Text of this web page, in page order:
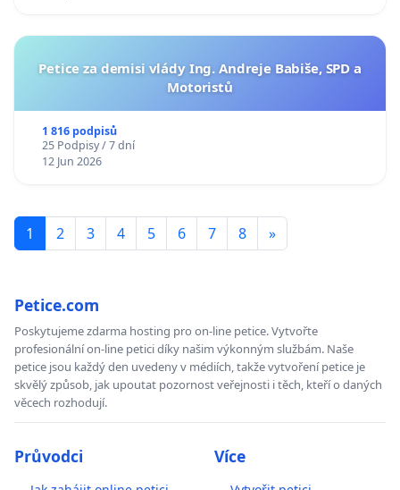
Petice za demisi vlády Ing. Andreje Babiše, SPD a
Motoristů
1 816 podpisů
25 Podpisy / 7 dní
12 Jun 2026
1 2 3 4 5 6 7 8 »
Petice.com
Poskytujeme zdarma hosting pro on-line petice. Vytvořte
profesionální on-line petici díky našim výkonným službám. Naše
petice jsou každý den uvedeny v médiích, takže vytvoření petice je
skvělý způsob, jak upoutat pozornost veřejnosti i těch, kteří o daných
věcech rozhodují.
Průvodci Více